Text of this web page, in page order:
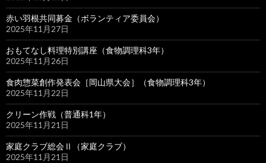
赤い羽根共同募金（ボランティア委員会）
2025年11月27日
おもてなし料理特別講座（食物調理科3年）
2025年11月26日
食肉惣菜創作発表会［岡山県大会］（食物調理科3年）
2025年11月22日
クリーン作戦（普通科1年）
2025年11月21日
家庭クラブ総会Ⅱ（家庭クラブ）
2025年11月21日